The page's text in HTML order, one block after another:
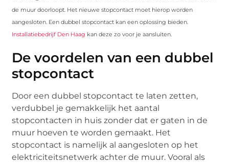
de muur doorloopt. Het nieuwe stopcontact moet hierop worden
aangesloten. Een dubbel stopcontact kan een oplossing bieden.
Installatiebedrijf Den Haag kan deze zo voor je aansluiten.
De voordelen van een dubbel
stopcontact
Door een dubbel stopcontact te laten zetten,
verdubbel je gemakkelijk het aantal
stopcontacten in huis zonder dat er gaten in de
muur hoeven te worden gemaakt. Het
stopcontact is namelijk al aangesloten op het
elektriciteitsnetwerk achter de muur. Vooral als